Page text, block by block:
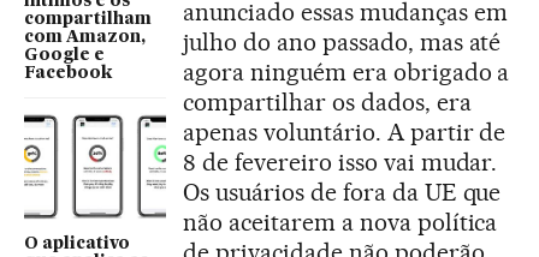
compartilham
com Amazon,
Google e
Facebook
O aplicativo
anunciado essas mudanças em
julho do ano passado, mas até
agora ninguém era obrigado a
compartilhar os dados, era
apenas voluntário. A partir de
8 de fevereiro isso vai mudar.
Os usuários de fora da UE que
não aceitarem a nova política